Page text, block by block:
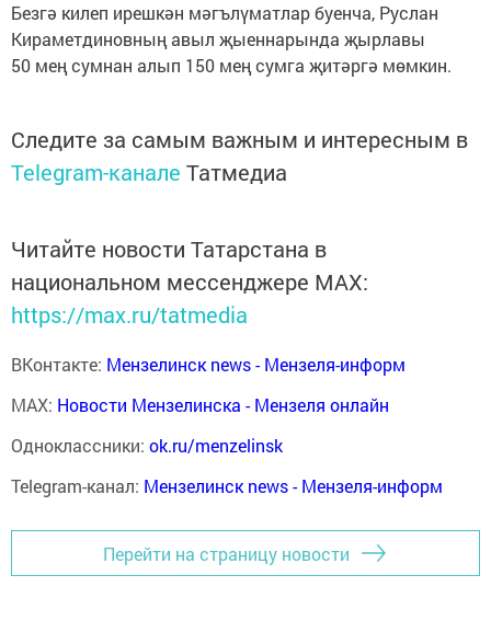
Безгә килеп ирешкән мәгълүматлар буенча, Руслан
Кираметдиновның авыл җыеннарында җырлавы
50 мең сумнан алып 150 мең сумга җитәргә мөмкин.
Следите за самым важным и интересным в
Telegram-канале Татмедиа
Читайте новости Татарстана в
национальном мессенджере MАХ:
https://max.ru/tatmedia
ВКонтакте: Мензелинск news - Мензеля-информ
MAX: Новости Мензелинска - Мензеля онлайн
Одноклассники: ok.ru/menzelinsk
Telegram-канал: Мензелинск news - Мензеля-информ
Перейти на страницу новости